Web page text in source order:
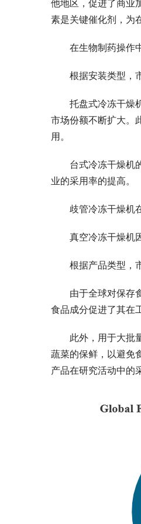
他地区，促进了商业
素是关键催化剂，为
在生物制药操作
根据安装类型，
托盘式冷冻干燥
市场份额不断扩大。
用。
台式冷冻干燥机
业的采用率的提高。
歧管冷冻干燥机
真空冷冻干燥机
根据产品类型，
由于全球对保存
食品成分促进了其在
此外，用于大批
蔬菜的保鲜，以避免
产品在研究活动中的